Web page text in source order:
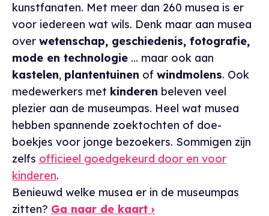
kunstfanaten. Met meer dan 260 musea is er
voor iedereen wat wils. Denk maar aan musea
over wetenschap, geschiedenis, fotografie,
mode en technologie … maar ook aan
kastelen, plantentuinen of windmolens. Ook
medewerkers met kinderen beleven veel
plezier aan de museumpas. Heel wat musea
hebben spannende zoektochten of doe-
boekjes voor jonge bezoekers. Sommigen zijn
zelfs officieel goedgekeurd door en voor
kinderen.
Benieuwd welke musea er in de museumpas
zitten? Ga naar de kaart ›